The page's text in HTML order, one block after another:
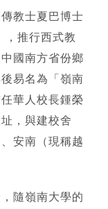
教士夏巴博士
，推行西式教
國南方省份鄉
易名為「嶺南
華人校長鍾榮
，與建校舍
安南（現稱越
隨嶺南大學的